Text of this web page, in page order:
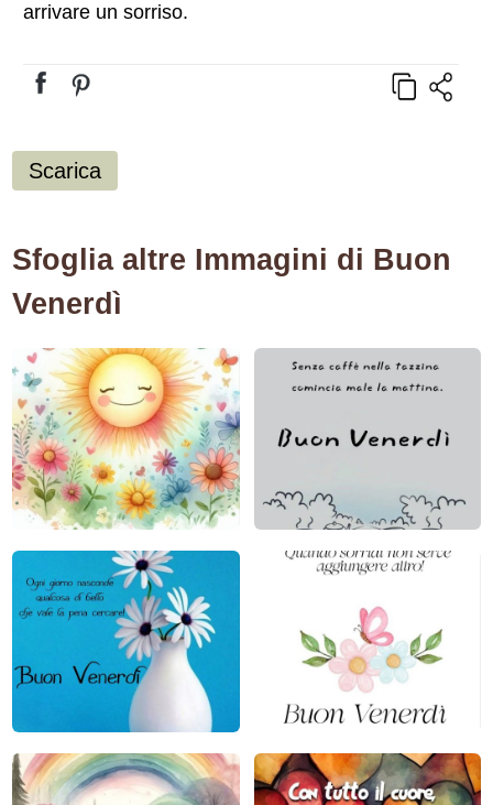
arrivare un sorriso.
Scarica
Sfoglia altre Immagini di Buon
Venerdì